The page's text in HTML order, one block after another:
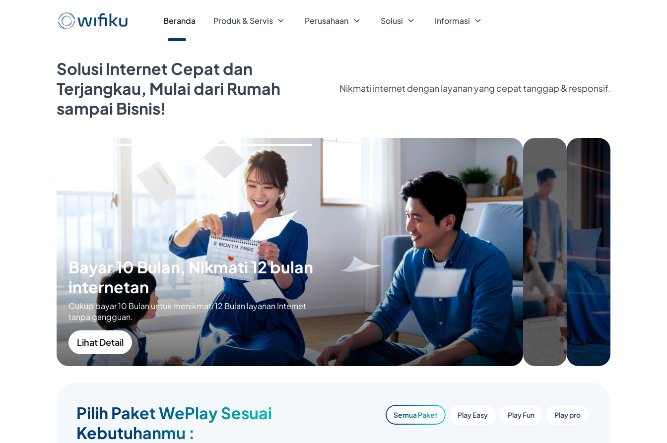
Beranda Produk & Servis Perusahaan Solusi Informasi
Solusi Internet Cepat dan
Terjangkau, Mulai dari Rumah
sampai Bisnis!
Nikmati internet dengan layanan yang cepat tanggap & responsif.
Bayar 10 Bulan, Nikmati 12 bulan
internetan
Cukup bayar 10 Bulan untuk menikmati 12 Bulan layanan Internet
tanpa gangguan.
Lihat Detail
Pilih Paket WePlay Sesuai
Kebutuhanmu :
Semua Paket Play Easy Play Fun Play pro